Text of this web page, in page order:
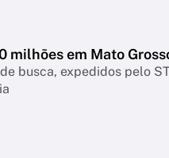
milhões em Mato
busca, expedidos pelo